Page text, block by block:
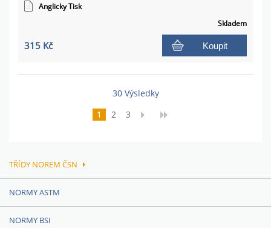
Anglicky Tisk
Skladem
315 Kč Koupit
30 Výsledky
1
2 3
TŘÍDY NOREM ČSN
NORMY ASTM
NORMY BSI